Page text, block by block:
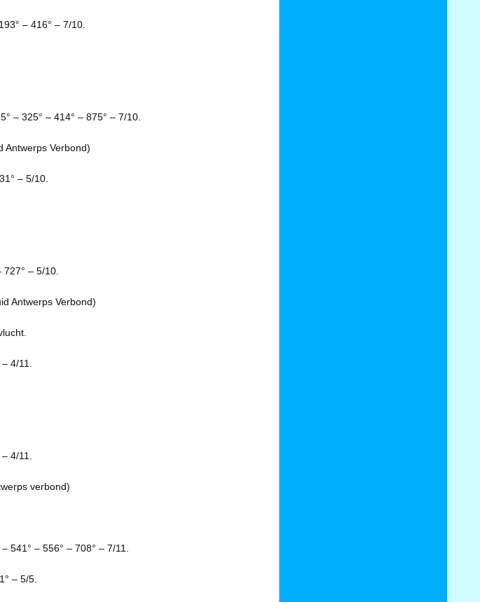
– 416° – 7/10.
– 325° – 414° – 875° – 7/10.
Antwerps Verbond)
– 5/10.
727° – 5/10.
Antwerps Verbond)
4/11.
4/11.
verbond)
541° – 556° – 708° – 7/11.
– 5/5.